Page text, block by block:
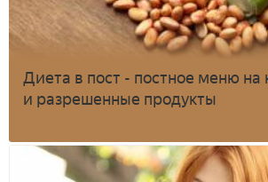
Диета в пост - постное меню
и разрешенные продукты